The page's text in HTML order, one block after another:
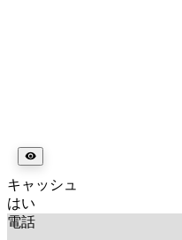
キャッシュ
はい
電話